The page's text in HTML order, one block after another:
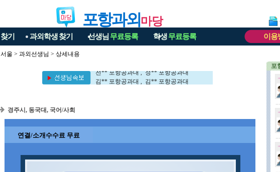
포항과외마당
찾기 과외학생찾기 선생님 무료등록 학생무료등록 이용
서울 > 과외선생님 > 상세내용
전** 포항공과대 , 정** 포항공과대
김** 포항공과대 , 김** 포항공과대
김** 세멜바이스대 , 차** 포항공과대
경주시, 동국대, 국어/사회
연결/소개수수료 무료
포